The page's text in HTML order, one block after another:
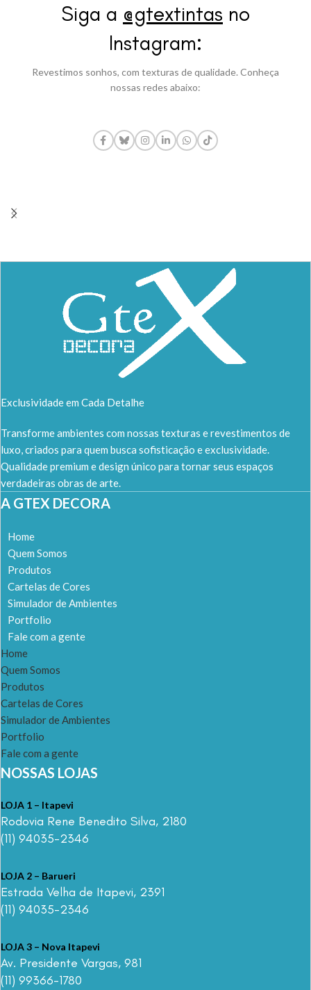
Siga a @gtextintas no
Instagram:
Revestimos sonhos, com texturas de qualidade. Conheça
nossas redes abaixo:
Exclusividade em Cada Detalhe
Transforme ambientes com nossas texturas e revestimentos de
luxo, criados para quem busca sofisticação e exclusividade.
Qualidade premium e design único para tornar seus espaços
verdadeiras obras de arte.
A GTEX DECORA
Home
Quem Somos
Produtos
Cartelas de Cores
Simulador de Ambientes
Portfolio
Fale com a gente
Home
Quem Somos
Produtos
Cartelas de Cores
Simulador de Ambientes
Portfolio
Fale com a gente
NOSSAS LOJAS
LOJA 1 – Itapevi
Rodovia Rene Benedito Silva, 2180
(11) 94035-2346
LOJA 2 – Barueri
Estrada Velha de Itapevi, 2391
(11) 94035-2346
LOJA 3 – Nova Itapevi
Av. Presidente Vargas, 981
(11) 99366-1780